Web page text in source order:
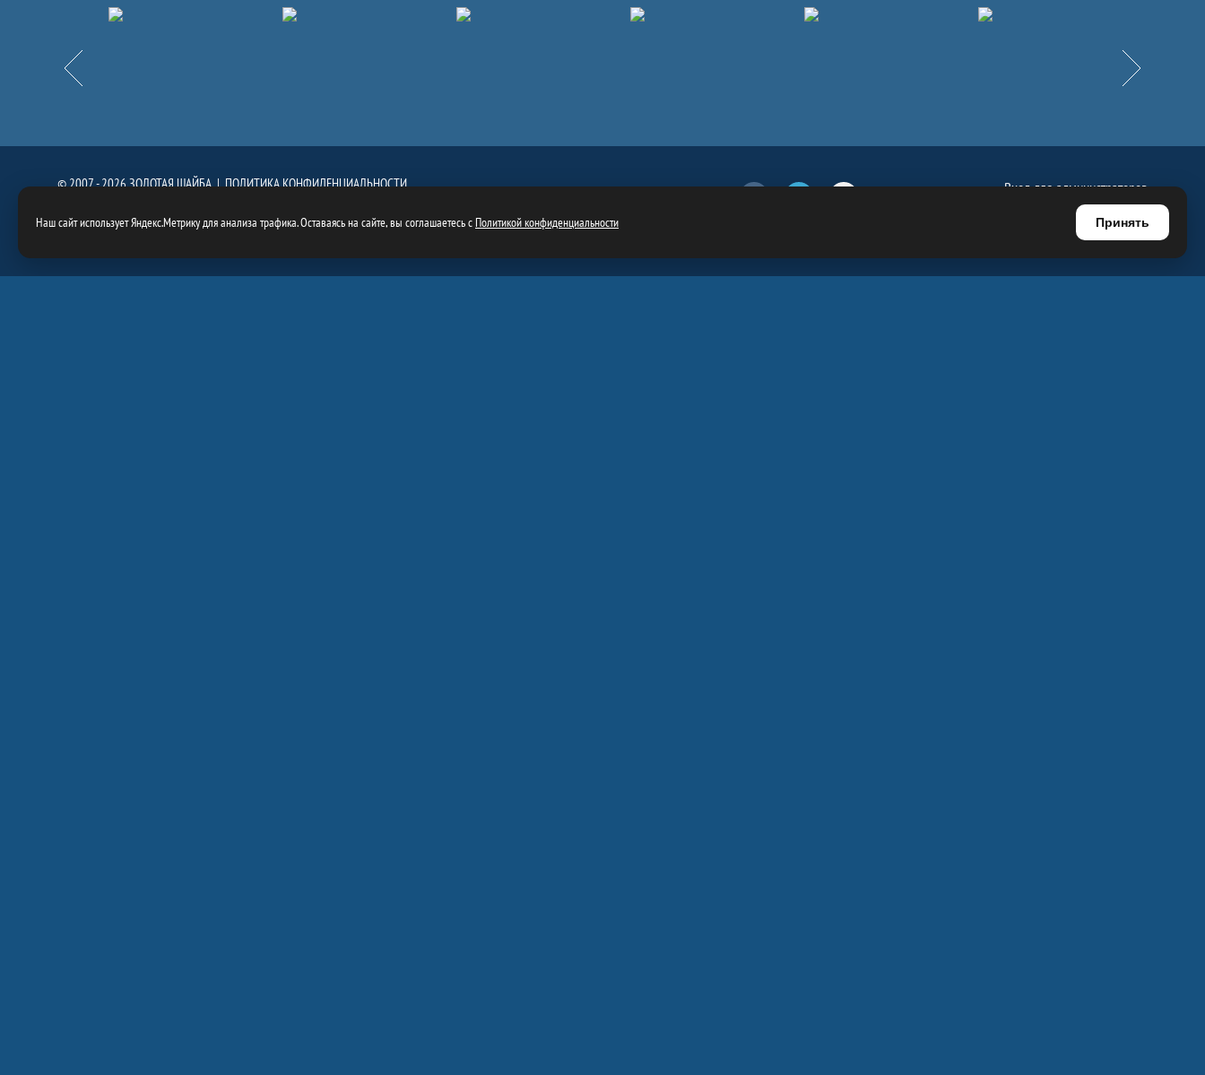
Назад
Партнёры
Вперёд
© 2007 - 2026 ЗОЛОТАЯ ШАЙБА |ПОЛИТИКА КОНФИДЕНЦИАЛЬНОСТИ
Вход для администраторов
Регистрация для администраторов
Наш сайт использует Яндекс.Метрику для анализа трафика. Оставаясь на сайте, вы соглашаетесь сПолитикой конфиденциальности Принять